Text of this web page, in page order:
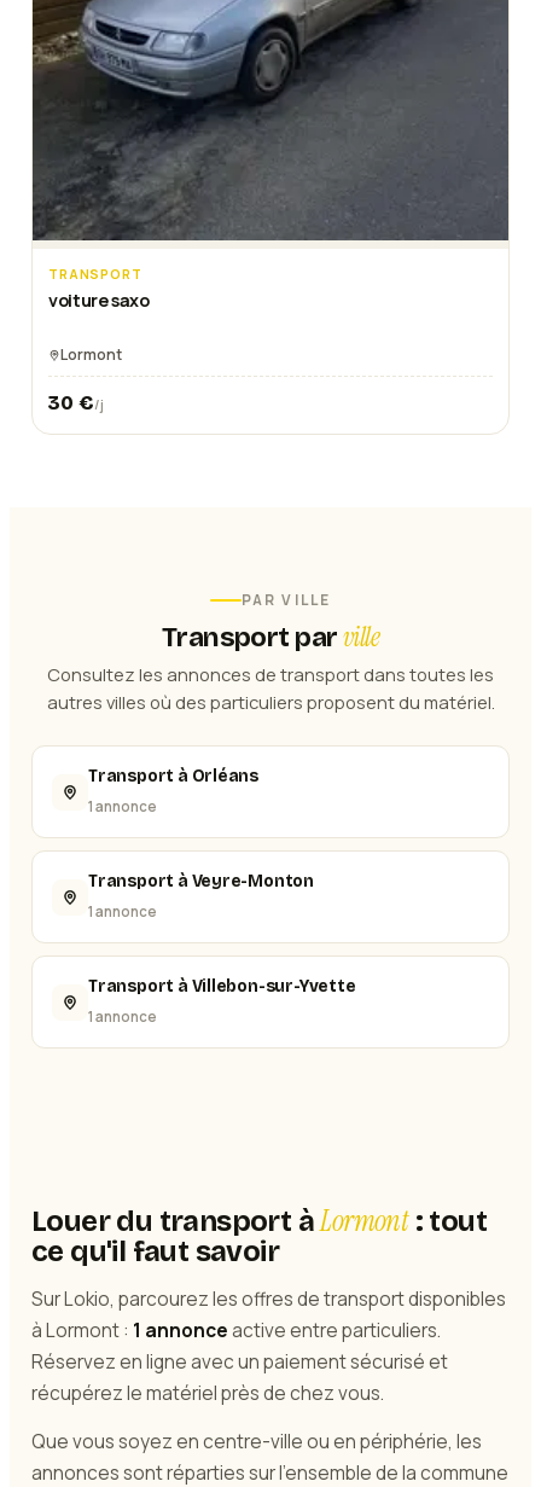
TRANSPORT
voiture saxo
Lormont
30 €/j
PAR VILLE
Transport parville
Consultez les annonces de transport dans toutes les
autres villes où des particuliers proposent du matériel.
Transport à Orléans
1 annonce
Transport à Veyre-Monton
1 annonce
Transport à Villebon-sur-Yvette
1 annonce
Louer du transport àLormont: tout
ce qu'il faut savoir
Sur Lokio, parcourez les offres de transport disponibles
à Lormont : 1 annonceactive entre particuliers.
Réservez en ligne avec un paiement sécurisé et
récupérez le matériel près de chez vous.
Que vous soyez en centre-ville ou en périphérie, les
annonces sont réparties sur l'ensemble de la commune